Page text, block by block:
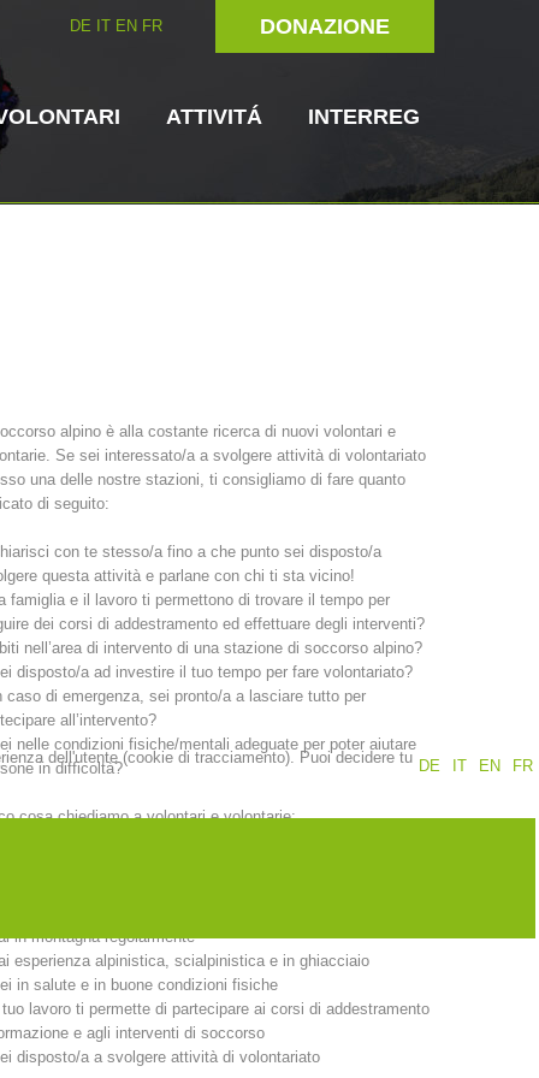
DONAZIONE
DE IT EN FR
del soccorso
Comitato Direttivo
Rapporti annuali
Formazione
ATTIVITÁ
loco
Prevenzione PEER
INTERREG
- START ITAT 4112 - RESYST
alpino è alla costante ricerca di nuovi volontari e
Se sei interessato/a a svolgere attività di volontariato
una delle nostre stazioni, ti consigliamo di fare quanto
di seguito:
con te stesso/a fino a che punto sei disposto/a
questa attività e parlane con chi ti sta vicino!
famiglia e il lavoro ti permettono di trovare il tempo per
dei corsi di addestramento ed effettuare degli interventi?
nell’area di intervento di una stazione di soccorso alpino?
disposto/a ad investire il tuo tempo per fare volontariato?
caso di emergenza, sei pronto/a a lasciare tutto per
all’intervento?
nelle condizioni fisiche/mentali adeguate per poter aiutare
in difficoltà?
cosa chiediamo a volontari e volontarie:
in montagna regolarmente
esperienza alpinistica, scialpinistica e in ghiacciaio
in salute e in buone condizioni fisiche
tuo lavoro ti permette di partecipare ai corsi di addestramento
e agli interventi di soccorso
disposto/a a svolgere attività di volontariato
DE
IT EN FR
dell'utente (cookie di tracciamento). Puoi decidere tu